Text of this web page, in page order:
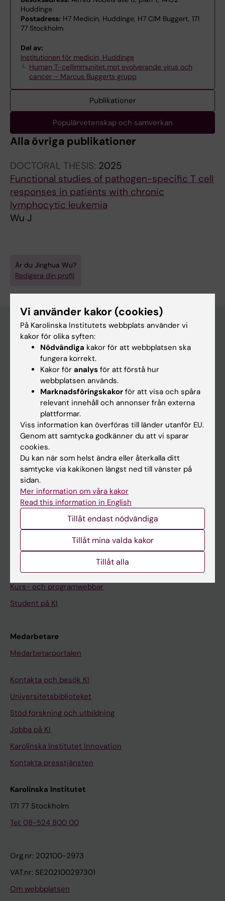
Huddinge
Postadress: H7 Medicin, Huddinge, H7 CIM Buggert, 171
77 Stockholm
Del av:
Institutionen för medicin, Huddinge
Human T-cellimmunitet mot evolverande virus och
cancer – Marcus Buggerts grupp
Publikationer
Populärvetenskap och samverkan
Alla övriga publikationer
DOCTORAL THESIS: 2025
Functional studies of pathogen-specific T cell
responses in patients with chronic
lymphocytic leukemia
Wu J
Är du Jinghua Wu?
Redigera din profil
Huvudmeny
Utbildning
Forskarutbildning
Forskning
På gång
Nyheter
Kalender
Student
Schema
Studentmejlen
Kurs- och programwebbar
Student på KI
Medarbetare
Medarbetarportalen
Kontakta och besök KI
Universitetsbiblioteket
Stöd forskning och utbildning
Jobba på KI
Karolinska Institutet Innovation
Kontakta presstjänsten
Karolinska Institutet
171 77 Stockholm
Tel: 08-524 800 00
Org.nr: 202100-2973
VAT.nr: SE202100297301
Om webbplatsen
Vi använder kakor (cookies)
På Karolinska Institutets webbplats använder vi
kakor för olika syften:
Nödvändiga kakor för att webbplatsen ska
fungera korrekt.
Kakor för analys för att förstå hur
webbplatsen används.
Marknadsföringskakor för att visa och spåra
relevant innehåll och annonser från externa
plattformar.
Viss information kan överföras till länder utanför EU.
Genom att samtycka godkänner du att vi sparar
cookies.
Du kan när som helst ändra eller återkalla ditt
samtycke via kakikonen längst ned till vänster på
sidan.
Mer information om våra kakor
Read this information in English
Tillåt endast nödvändiga
Tillåt mina valda kakor
Tillåt alla